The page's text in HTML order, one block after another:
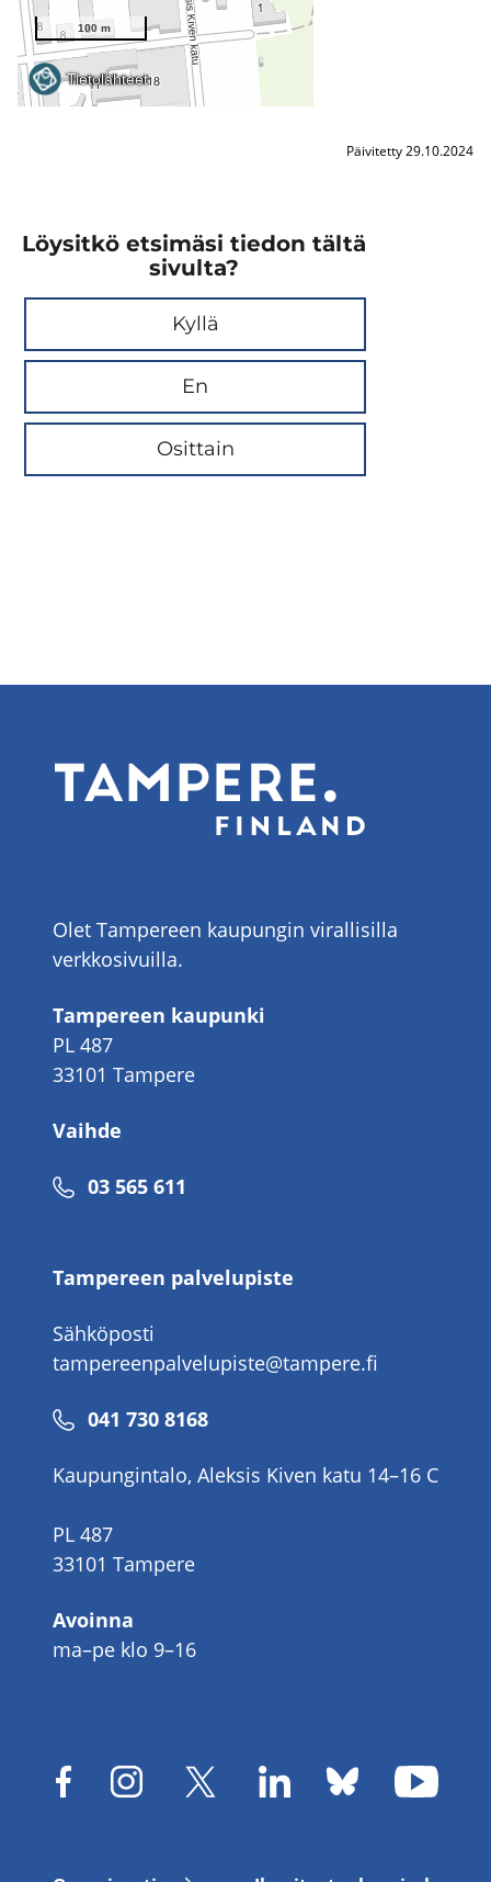
Päivitetty 29.10.2024
Löysitkö etsimäsi tiedon tältä
sivulta?
Kyllä
En
Osittain
Olet Tampereen kaupungin virallisilla
verkkosivuilla.
Tampereen kaupunki
PL 487
33101 Tampere
Vaihde
Puhelinnumero
03 565 611
Tampereen palvelupiste
Sähköposti
tampereenpalvelupiste@tampere.fi
Puhelinnumero
041 730 8168
Kaupungintalo, Aleksis Kiven katu 14–16 C
PL 487
33101 Tampere
Avoinna
ma–pe klo 9–16